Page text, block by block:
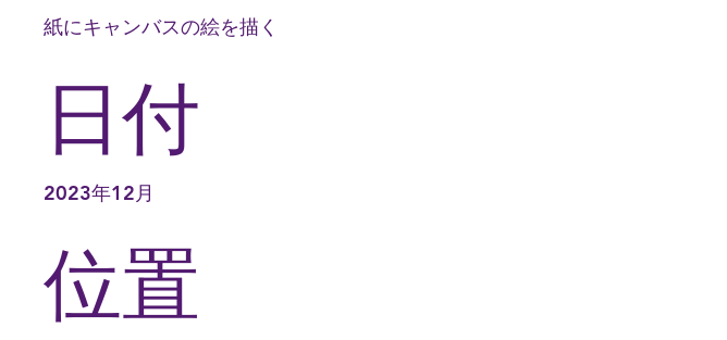
紙にキャンバスの絵を描く
日付
2023年12月
位置